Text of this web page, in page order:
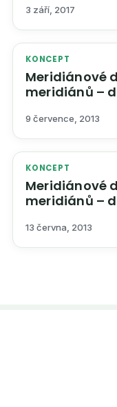
3 září, 2017
KONCEPT
Meridiánové
meridiánů –
9 července, 2013
KONCEPT
Meridiánové
meridiánů –
13 června, 2013